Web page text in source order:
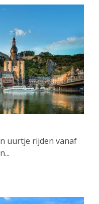
uurtje rijden vanaf